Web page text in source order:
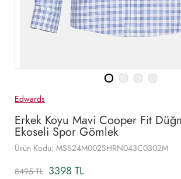
Edwards
Erkek Koyu Mavi Cooper Fit
Ekoseli Spor Gömlek
Ürün Kodu: MSS24M002SHRN043C0302M
8495 TL 3398 TL